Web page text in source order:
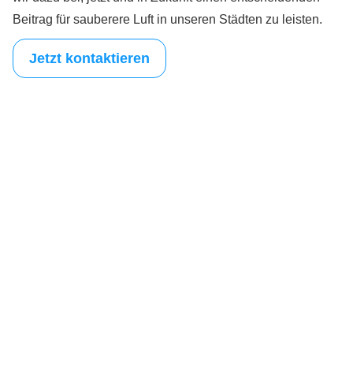
Beitrag für sauberere Luft in unseren Städten zu leisten.
Jetzt kontaktieren